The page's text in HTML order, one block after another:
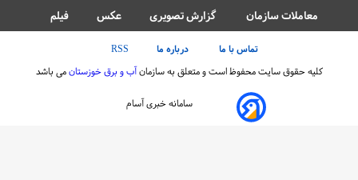
معاملات سازمان
گزارش تصویری عکس فیلم
تماس با ما درباره ما
RSS
کلیه حقوق سایت محفوظ است و متعلق به سازمانآب و برق خوزستانمی باشد
سامانه خبری آسام